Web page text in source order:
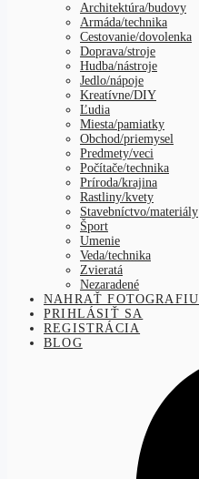
Architektúra/budovy
Armáda/technika
Cestovanie/dovolenka
Doprava/stroje
Hudba/nástroje
Jedlo/nápoje
Kreatívne/DIY
Ľudia
Miesta/pamiatky
Obchod/priemysel
Predmety/veci
Počítače/technika
Príroda/krajina
Rastliny/kvety
Stavebníctvo/materiály
Šport
Umenie
Veda/technika
Zvieratá
Nezaradené
NAHRAŤ FOTOGRAFIU
PRIHLÁSIŤ SA
REGISTRÁCIA
BLOG